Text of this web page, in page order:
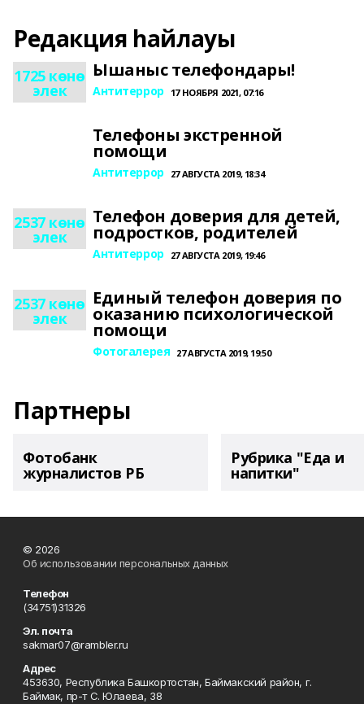
Редакция һайлауы
1725 көнө
элек
Ышаныс телефондары!
Антитеррор 17 НОЯБРЯ 2021, 07:16
Телефоны экстренной
помощи
Антитеррор 27 АВГУСТА 2019, 18:34
2537 көнө
элек
Телефон доверия для детей,
подростков, родителей
Антитеррор 27 АВГУСТА 2019, 19:46
2537 көнө
элек
Единый телефон доверия по
оказанию психологической
помощи
Фотогалерея 27 АВГУСТА 2019, 19:50
Партнеры
Фотобанк
журналистов РБ
Рубрика "Еда и
напитки"
© 2026
Об использовании персональных данных
Телефон
(34751)31326
Эл. почта
sakmar07@rambler.ru
Адрес
453630, Республика Башкортостан, Баймакский район, г.
Баймак, пр-т С. Юлаева, 38